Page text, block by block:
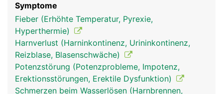
Symptome
Fieber (Erhöhte Temperatur, Pyrexie,
Hyperthermie)
Harnverlust (Harninkontinenz, Urininkontinenz,
Reizblase, Blasenschwäche)
Potenzstörung (Potenzprobleme, Impotenz,
Erektionsstörungen, Erektile Dysfunktion)
Schmerzen beim Wasserlösen (Harnbrennen,